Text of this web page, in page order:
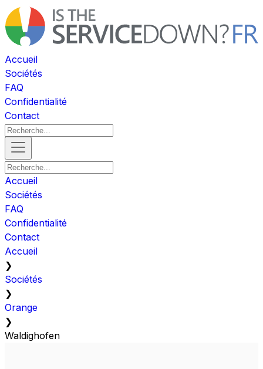
Accueil
Sociétés
FAQ
Confidentialité
Contact
Accueil
Sociétés
FAQ
Confidentialité
Contact
Accueil
❯
Sociétés
❯
Orange
❯
Waldighofen